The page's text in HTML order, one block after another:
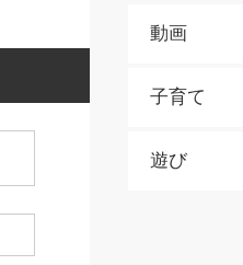
動画
子育て
遊び